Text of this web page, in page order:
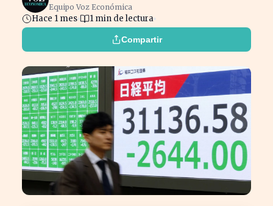
Equipo Voz Económica
Hace 1 mes 1 min de lectura
Compartir